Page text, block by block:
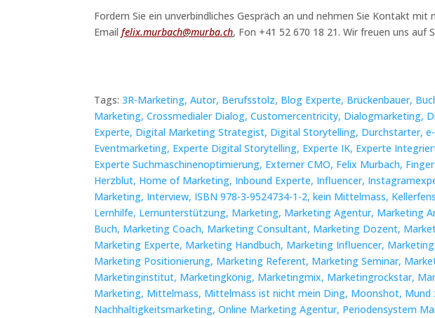
Fordern Sie ein unverbindliches Gespräch an und nehmen Sie Kontakt mit
Emailfelix.murbach@murba.ch, Fon +41 52 670 18 21. Wir freuen uns auf
Tags:3R-Marketing,Autor, Berufsstolz, Blog Experte, Brückenbauer,
Marketing,Crossmedialer Dialog,Customercentricity, Dialogmarketing,
Experte, Digital Marketing Strategist, Digital Storytelling, Durchstarter,
Eventmarketing, Experte Digital Storytelling, Experte IK, Experte
Experte Suchmaschinenoptimierung, Externer CMO, Felix Murbach,
Herzblut, Home of Marketing, Inbound Experte, Influencer,
Marketing, Interview, ISBN 978-3-9524734-1-2,kein Mittelmass,
Lernhilfe, Lernunterstützung, Marketing, Marketing Agentur, Marketing
Buch, Marketing Coach, Marketing Consultant, Marketing Dozent,
Marketing Experte, Marketing Handbuch, Marketing Influencer,
Marketing Positionierung, Marketing Referent, Marketing Seminar,
Marketinginstitut, Marketingkönig, Marketingmix, Marketingrockstar,
Marketing, Mittelmass, Mittelmass ist nicht mein Ding, Moonshot, Mund
Nachhaltigkeitsmarketing,Online Marketing Agentur, Periodensystem